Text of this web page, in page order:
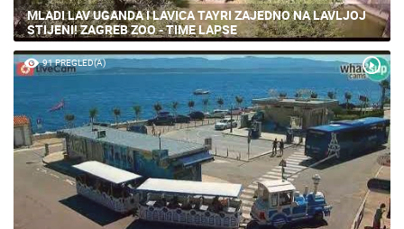
MLADI LAV UGANDA I LAVICA TAYRI ZAJEDNO NA LAVLJOJ
STIJENI! ZAGREB ZOO - TIME LAPSE
91 PREGLED(A)